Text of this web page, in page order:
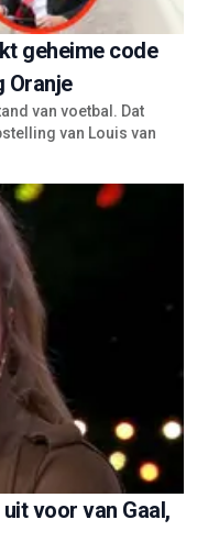
geheime code
Oranje
van voetbal. Dat
van Louis van
voor van Gaal,